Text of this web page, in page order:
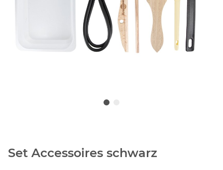
Set Accessoires schwarz